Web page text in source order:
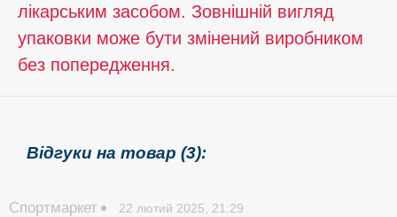
лікарським засобом. Зовнішній вигляд
упаковки може бути змінений виробником
без попередження.
Відгуки на товар (3):
Спортмаркет 22 лютий 2025, 21:29